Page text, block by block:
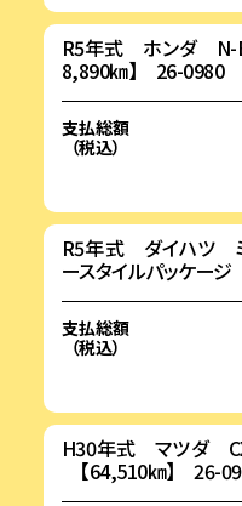
R5年式 ホンダ N-
8,890㎞】 26-0980
支払総額
（税込）
R5年式 ダイハツ
ースタイルパッケ
支払総額
（税込）
H30年式 マツダ
【64,510㎞】 26-